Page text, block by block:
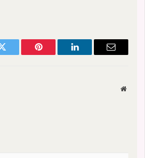
Twitter Pinterest LinkedIn Email
Website